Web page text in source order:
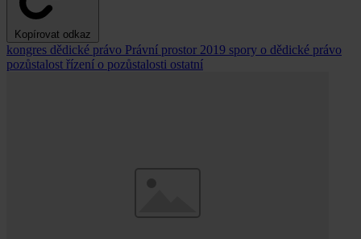
Kopírovat odkaz
kongres dědické právo Právní prostor 2019 spory o dědické právo
pozůstalost řízení o pozůstalosti ostatní